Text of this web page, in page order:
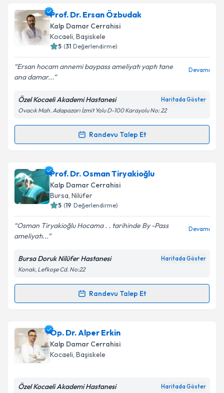
Prof. Dr. Ersan Özbudak
Kalp Damar Cerrahisi
Kocaeli, Başiskele
5 (31 Değerlendirme)
Ersan hocam annemi baypass ameliyatı yaptı tane
ana damar...
Devamı
Özel Kocaeli Akademi Hastanesi Haritada Göster
Ovacık Mah. Adapazarı İzmit Yolu D-100 Karayolu No: 22
Randevu Talep Et
Randevu Takvimi Talebi
Prof. Dr. Ersan Özbudakiçin randevu takvimi talebi
oluşturun. Size bu uzmandan randevu almanız için bir
takvim hazırlandığında e-posta ile bilgilendireceğiz.
Kişisel verilerimin işlenmesine ilişkin
Aydınlatma
Metni'ni okudum ve kişisel verilerimin belirtilen
kapsamda işlenmesini kabul ediyorum.
Prof. Dr. Osman Tiryakioğlu
Kalp Damar Cerrahisi
Bursa, Nilüfer
5 (19 Değerlendirme)
Osman Tiryakioğlu Hocama . . tarihinde By -Pass
ameliyatı...
Devamı
Bursa Doruk Nilüfer Hastanesi Haritada Göster
Konak, Lefkoşe Cd. No:22
Randevu Talep Et
Randevu Takvimi Talebi
Prof. Dr. Osman Tiryakioğlu
talebi oluşturun. Size bu uzmandan randevu almanız
için bir takvim hazırlandığında e-posta ile
bilgilendireceğiz.
Op. Dr. Alper Erkin
Kalp Damar Cerrahisi
Kocaeli, Başiskele
Özel Kocaeli Akademi Hastanesi Haritada Göster